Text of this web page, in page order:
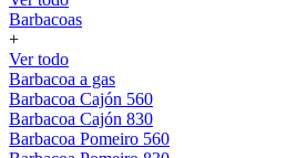
Barbacoas
+
Ver todo
Barbacoa a gas
Barbacoa Cajón 560
Barbacoa Cajón 830
Barbacoa Pomeiro 560